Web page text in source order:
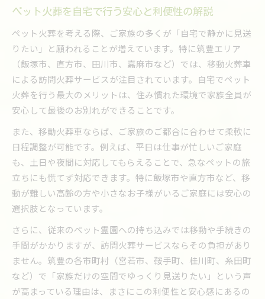
ペット火葬を自宅で行う安心と利便性の解説
ペット火葬を考える際、ご家族の多くが「自宅で静かに見送
りたい」と願われることが増えています。特に筑豊エリア
（飯塚市、直方市、田川市、嘉麻市など）では、移動火葬車
による訪問火葬サービスが注目されています。自宅でペット
火葬を行う最大のメリットは、住み慣れた環境で家族全員が
安心して最後のお別れができることです。
また、移動火葬車ならば、ご家族のご都合に合わせて柔軟に
日程調整が可能です。例えば、平日は仕事が忙しいご家庭
も、土日や夜間に対応してもらえることで、急なペットの旅
立ちにも慌てず対応できます。特に飯塚市や直方市など、移
動が難しい高齢の方や小さなお子様がいるご家庭には安心の
選択肢となっています。
さらに、従来のペット霊園への持ち込みでは移動や手続きの
手間がかかりますが、訪問火葬サービスならその負担があり
ません。筑豊の各市町村（宮若市、鞍手町、桂川町、糸田町
など）で「家族だけの空間でゆっくり見送りたい」という声
が高まっている理由は、まさにこの利便性と安心感にあるの